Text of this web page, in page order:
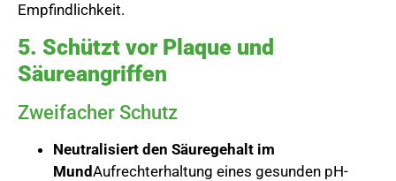
Empfindlichkeit.
5. Schützt vor Plaque und
Säureangriffen
Zweifacher Schutz
Neutralisiert den Säuregehalt im
MundAufrechterhaltung eines gesunden pH-